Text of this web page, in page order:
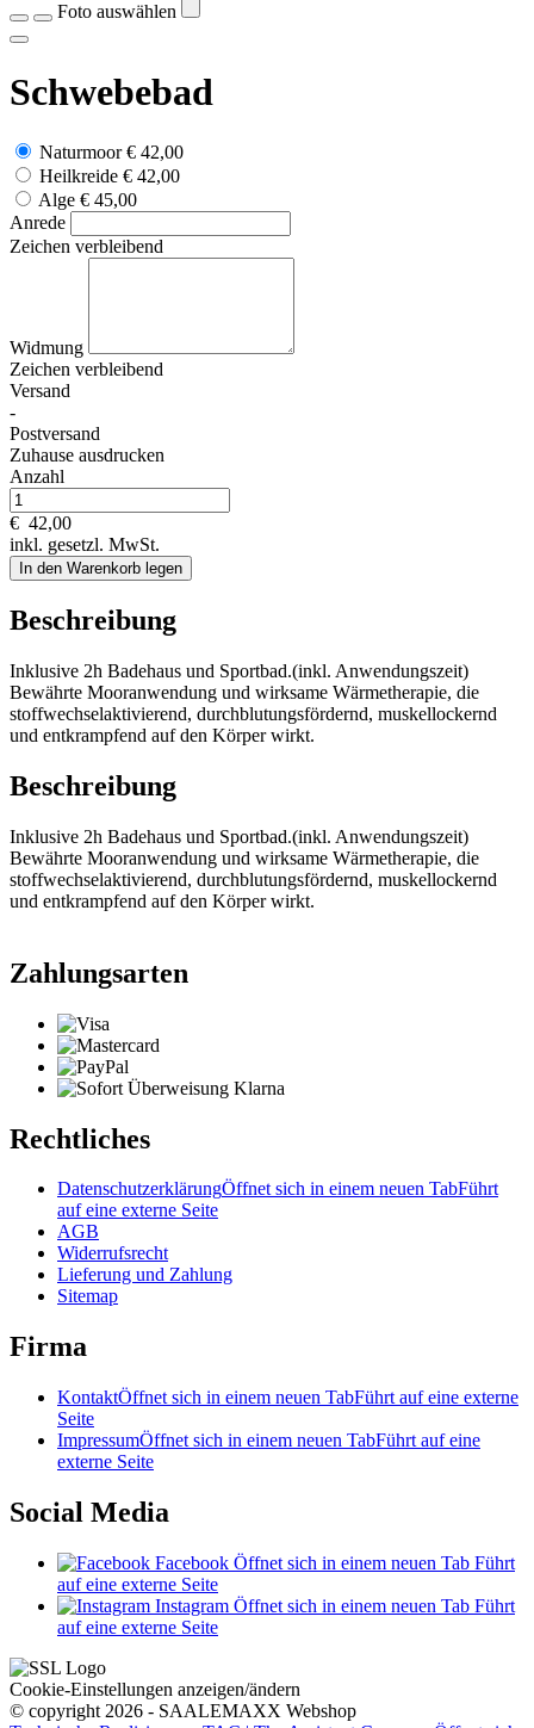
Foto auswählen
Schwebebad
Naturmoor € 42,00
Heilkreide € 42,00
Alge € 45,00
Anrede
Zeichen verbleibend
Widmung
Zeichen verbleibend
Versand
-
Postversand
Zuhause ausdrucken
Anzahl
€ 42,00
inkl. gesetzl. MwSt.
In den Warenkorb legen
Beschreibung
Inklusive 2h Badehaus und Sportbad.(inkl. Anwendungszeit)
Bewährte Mooranwendung und wirksame Wärmetherapie, die
stoffwechselaktivierend, durchblutungsfördernd, muskellockernd
und entkrampfend auf den Körper wirkt.
Beschreibung
Inklusive 2h Badehaus und Sportbad.(inkl. Anwendungszeit)
Bewährte Mooranwendung und wirksame Wärmetherapie, die
stoffwechselaktivierend, durchblutungsfördernd, muskellockernd
und entkrampfend auf den Körper wirkt.
Zahlungsarten
Rechtliches
DatenschutzerklärungÖffnet sich in einem neuen TabFührt
auf eine externe Seite
AGB
Widerrufsrecht
Lieferung und Zahlung
Sitemap
Firma
KontaktÖffnet sich in einem neuen TabFührt auf eine externe
Seite
ImpressumÖffnet sich in einem neuen TabFührt auf eine
externe Seite
Social Media
Facebook Öffnet sich in einem neuen Tab Führt
auf eine externe Seite
Instagram Öffnet sich in einem neuen Tab Führt
auf eine externe Seite
Cookie-Einstellungen anzeigen/ändern
© copyright 2026 - SAALEMAXX Webshop